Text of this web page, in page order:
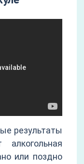
результаты
или поздно